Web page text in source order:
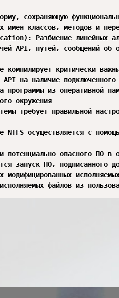
сохраняющую
имен классов, методов и
Разбиение линейных
API, путей, сообщений об
критически
на наличие
из оперативной
окружения
требует правильной
NTFS осуществляется с
потенциально опасного ПО
запуск ПО,
файлов из